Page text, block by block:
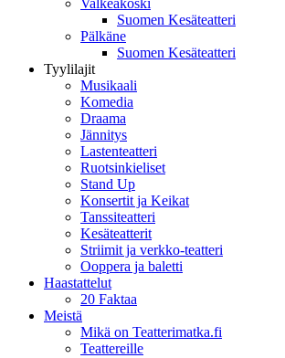
Valkeakoski
Suomen Kesäteatteri
Pälkäne
Suomen Kesäteatteri
Tyylilajit
Musikaali
Komedia
Draama
Jännitys
Lastenteatteri
Ruotsinkieliset
Stand Up
Konsertit ja Keikat
Tanssiteatteri
Kesäteatterit
Striimit ja verkko-teatteri
Ooppera ja baletti
Haastattelut
20 Faktaa
Meistä
Mikä on Teatterimatka.fi
Teattereille